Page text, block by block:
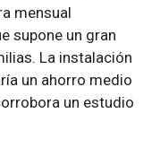
mensual
supone un gran
La instalación
un ahorro medio
un estudio